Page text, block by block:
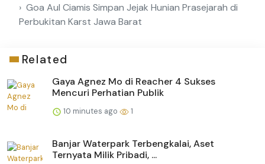
Goa Aul Ciamis Simpan Jejak Hunian Prasejarah di
Perbukitan Karst Jawa Barat
Related
Gaya Agnez Mo di Reacher 4 Sukses
Mencuri Perhatian Publik
10 minutes ago 1
Banjar Waterpark Terbengkalai, Aset
Ternyata Milik Pribadi, ...